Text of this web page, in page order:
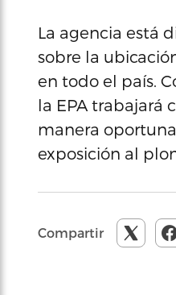
La agencia está
sobre la
en todo el país.
la EPA trabajará
manera
exposición al
Compartir